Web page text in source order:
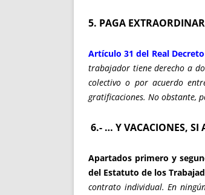
5. PAGA
Artículo 31 del Real
trabajador tiene derecho a
colectivo o por acuerdo
gratificaciones. No obstante,
6.- … Y VACACIONES, SI
Apartados primero y
del Estatuto de los
contrato individual. En